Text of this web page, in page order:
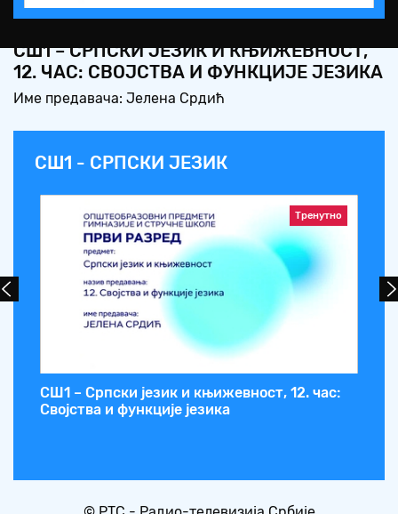
Video
СШ1 – СРПСКИ ЈЕЗИК И КЊИЖЕВНОСТ,
12. ЧАС: СВОЈСТВА И ФУНКЦИЈЕ ЈЕЗИКА
Име предавача: Јелена Срдић
СШ1 - СРПСКИ ЈЕЗИК
Тренутно
СШ1 – Српски језик и књижевност, 12. час:
Својства и функције језика